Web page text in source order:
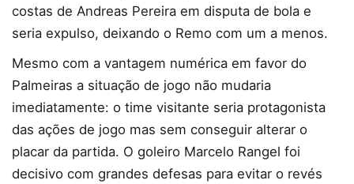
costas de Andreas Pereira em disputa de bola e
seria expulso, deixando o Remo com um a menos.
Mesmo com a vantagem numérica em favor do
Palmeiras a situação de jogo não mudaria
imediatamente: o time visitante seria protagonista
das ações de jogo mas sem conseguir alterar o
placar da partida. O goleiro Marcelo Rangel foi
decisivo com grandes defesas para evitar o revés